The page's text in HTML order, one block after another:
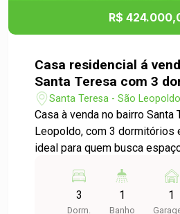
R$
Casa residencial á
Santa Teresa com 3
Santa Teresa - São
Casa à venda no bairro Santa
Leopoldo, com 3 dormitórios
ideal para quem busca
para morar com conforto e
3
Dorm.
1
Banho
1